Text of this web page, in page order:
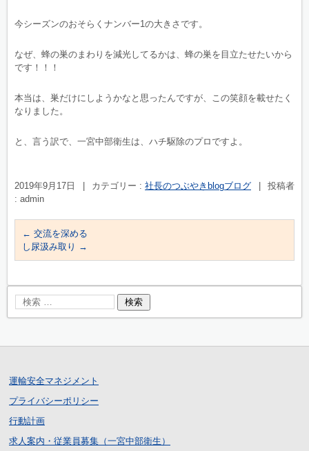
今シーズンのおそらくナンバー1の大きさです。
なぜ、蜂の巣のまわりを減光してるかは、蜂の巣を目立たせたいから
です！！！
本当は、巣だけにしようかなと思ったんですが、この笑顔を載せたく
なりました。
と、言う訳で、一宮中部衛生は、ハチ駆除のプロですよ。
2019年9月17日 カテゴリー : 社長のつぶやきblogブログ
投稿者
: admin
← 交流を深める
し尿汲み取り →
運輸安全マネジメント
プライバシーポリシー
行動計画
求人案内・従業員募集（一宮中部衛生）